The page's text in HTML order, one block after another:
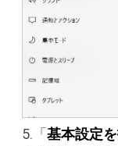
5.「 基本設定